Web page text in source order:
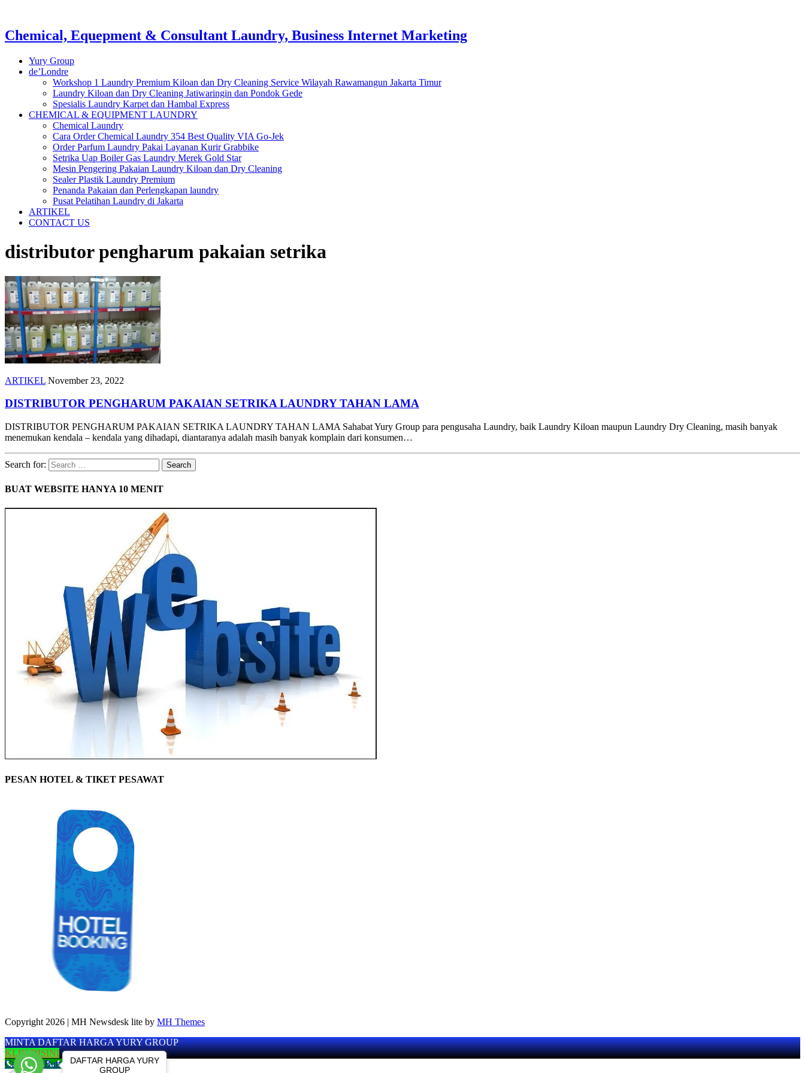
Chemical, Equepment & Consultant Laundry, Business Internet Marketing
Yury Group
de’Londre
Workshop 1 Laundry Premium Kiloan dan Dry Cleaning Service Wilayah Rawamangun Jakarta Timur
Laundry Kiloan dan Dry Cleaning Jatiwaringin dan Pondok Gede
Spesialis Laundry Karpet dan Hambal Express
CHEMICAL & EQUIPMENT LAUNDRY
Chemical Laundry
Cara Order Chemical Laundry 354 Best Quality VIA Go-Jek
Order Parfum Laundry Pakai Layanan Kurir Grabbike
Setrika Uap Boiler Gas Laundry Merek Gold Star
Mesin Pengering Pakaian Laundry Kiloan dan Dry Cleaning
Sealer Plastik Laundry Premium
Penanda Pakaian dan Perlengkapan laundry
Pusat Pelatihan Laundry di Jakarta
ARTIKEL
CONTACT US
distributor pengharum pakaian setrika
ARTIKEL November 23, 2022
DISTRIBUTOR PENGHARUM PAKAIAN SETRIKA LAUNDRY TAHAN LAMA
DISTRIBUTOR PENGHARUM PAKAIAN SETRIKA LAUNDRY TAHAN LAMA Sahabat Yury Group para pengusaha Laundry, baik Laundry Kiloan maupun Laundry Dry Cleaning, masih banyak
menemukan kendala – kendala yang dihadapi, diantaranya adalah masih banyak komplain dari konsumen…
Search for:
BUAT WEBSITE HANYA 10 MENIT
PESAN HOTEL & TIKET PESAWAT
Copyright 2026 | MH Newsdesk lite by MH Themes
MINTA DAFTAR HARGA YURY GROUP
KLIK DISINI
Call Now Button DAFTAR HARGA YURY
GROUP